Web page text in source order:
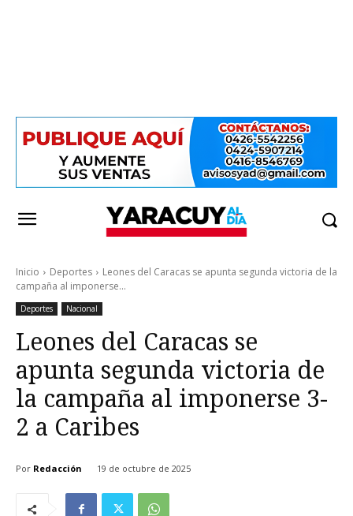
Inicio Deportes
Leones del Caracas se apunta segunda victoria de la
campaña al imponerse...
Deportes Nacional
Leones del Caracas se
apunta segunda victoria de
la campaña al imponerse 3-
2 a Caribes
Por Redacción 19 de octubre de 2025